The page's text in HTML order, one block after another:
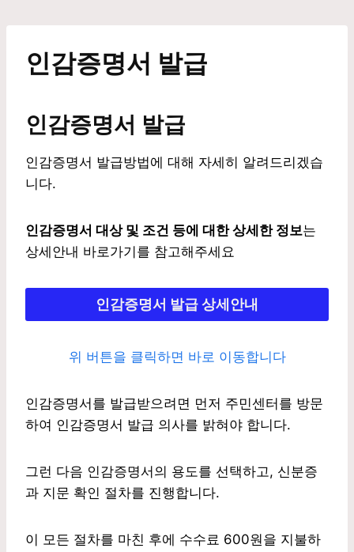
content인감증명서 발급
인감증명서 발급
인감증명서 발급방법에 대해 자세히 알려드리겠습
니다.
인감증명서 대상 및 조건 등에 대한 상세한 정보는
상세안내 바로가기를 참고해주세요
인감증명서 발급 상세안내
위 버튼을 클릭하면 바로 이동합니다
인감증명서를 발급받으려면 먼저 주민센터를 방문
하여 인감증명서 발급 의사를 밝혀야 합니다.
그런 다음 인감증명서의 용도를 선택하고, 신분증
과 지문 확인 절차를 진행합니다.
이 모든 절차를 마친 후에 수수료 600원을 지불하